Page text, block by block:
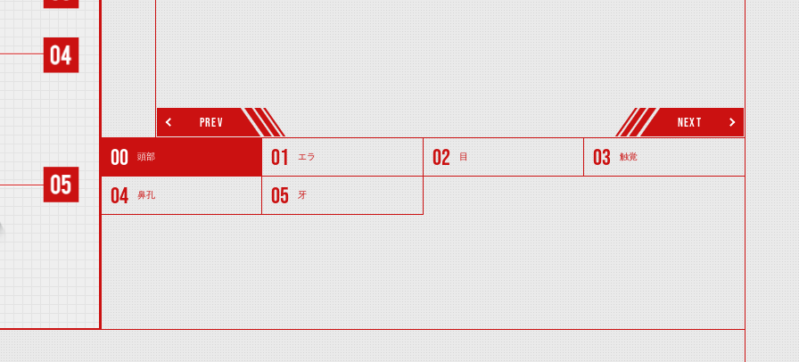
PREV NEXT
頭部 エラ 目 触覚
鼻孔 牙